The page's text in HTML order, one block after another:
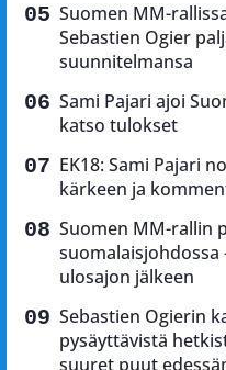
Suomen MM-
Sebastien Ogier
suunnitelmansa
Sami Pajari ajoi
katso tulokset
EK18: Sami Pajari
kärkeen ja
Suomen MM-rallin
ulosajon jälkeen
Sebastien Ogierin
pysäyttävistä
suuret puut